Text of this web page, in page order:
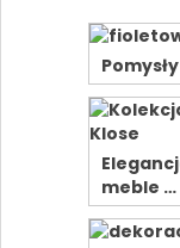
meble …